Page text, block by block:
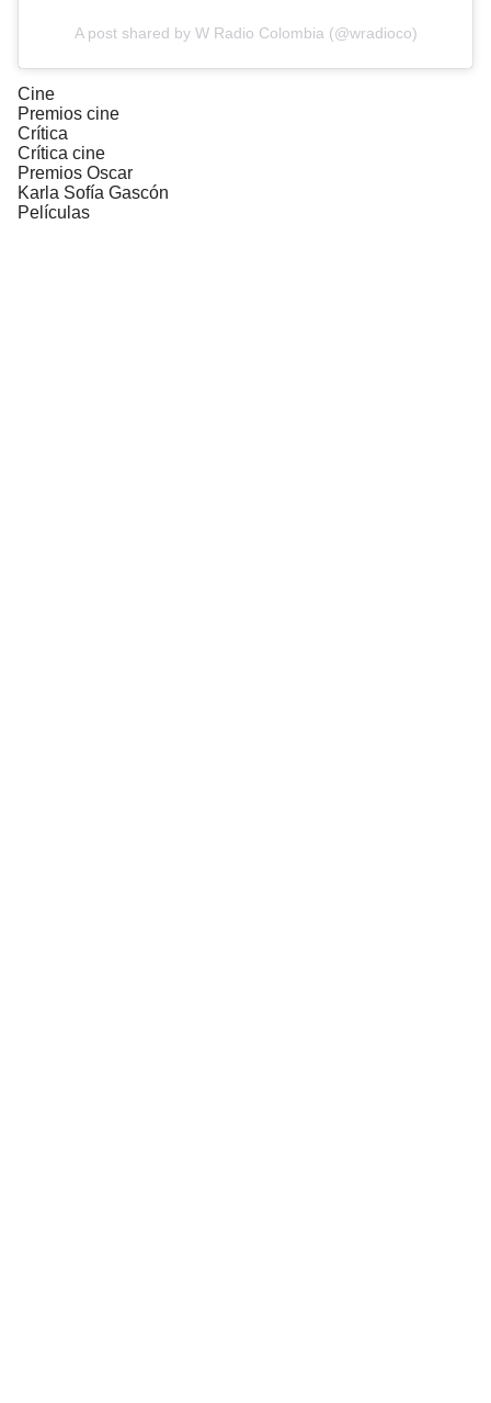
A post shared by W Radio Colombia (@wradioco)
Cine
Premios cine
Crítica
Crítica cine
Premios Oscar
Karla Sofía Gascón
Películas